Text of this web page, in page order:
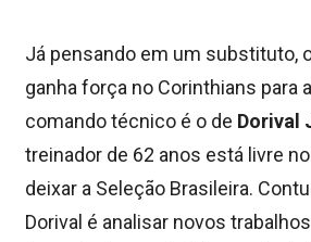
Já pensando em um substituto,
ganha força no Corinthians para
comando técnico é o de Dorival
treinador de 62 anos está livre
deixar a Seleção Brasileira.
Dorival é analisar novos